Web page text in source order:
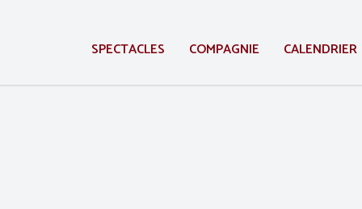
SPECTACLES COMPAGNIE CALENDRIER